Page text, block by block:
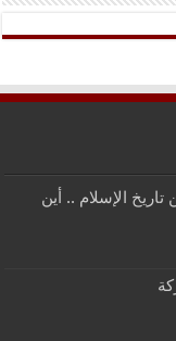
من تاريخ الإسلام .. أين